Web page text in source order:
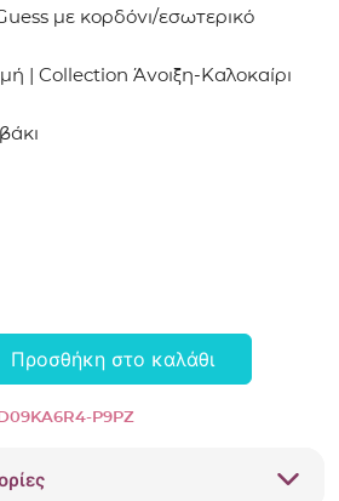
με κορδόνι/εσωτερικό
| Collection Άνοιξη-Καλοκαίρι
Προσθήκη στο καλάθι
P9PZ